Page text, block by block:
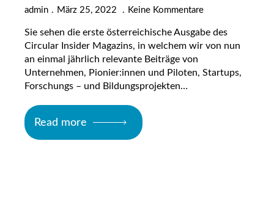
admin März 25, 2022 Keine Kommentare
Sie sehen die erste österreichische Ausgabe des
Circular Insider Magazins, in welchem wir von nun
an einmal jährlich relevante Beiträge von
Unternehmen, Pionier:innen und Piloten, Startups,
Forschungs – und Bildungsprojekten…
Read more